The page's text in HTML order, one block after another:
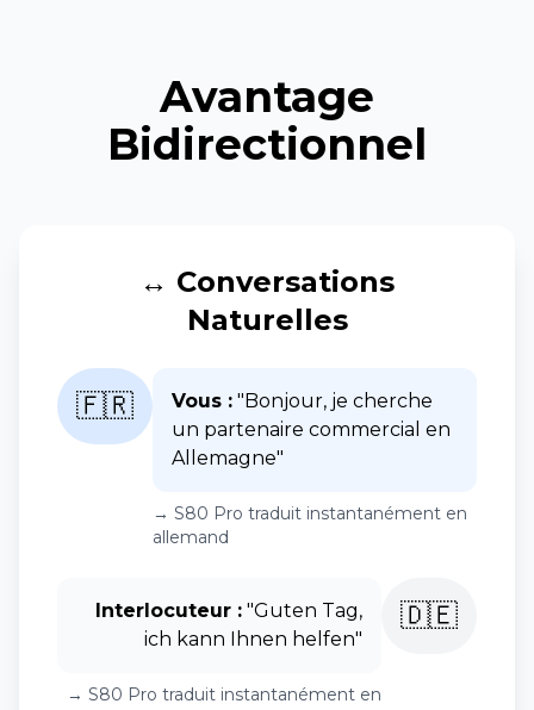
Avantage
Bidirectionnel
↔️ Conversations
Naturelles
🇫🇷 Vous : "Bonjour, je cherche
un partenaire commercial en
Allemagne"
→ S80 Pro traduit instantanément en
allemand
🇩🇪
Interlocuteur : "Guten Tag,
ich kann Ihnen helfen"
→ S80 Pro traduit instantanément en